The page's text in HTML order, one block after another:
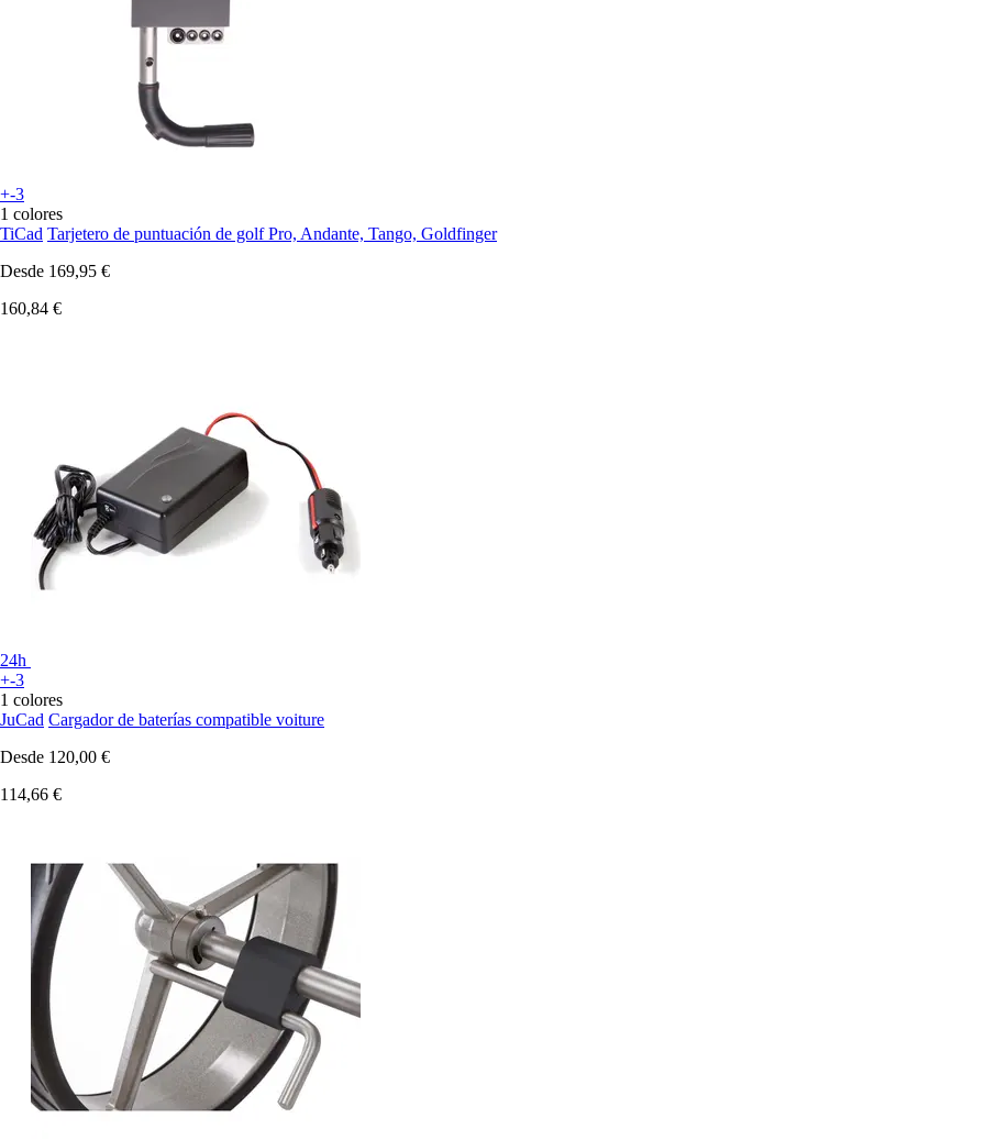
+-3
1 colores
TiCad Tarjetero de puntuación de golf Pro, Andante, Tango, Goldfinger
Desde 169,95 €
160,84 €
24h
+-3
1 colores
JuCad Cargador de baterías compatible voiture
Desde 120,00 €
114,66 €